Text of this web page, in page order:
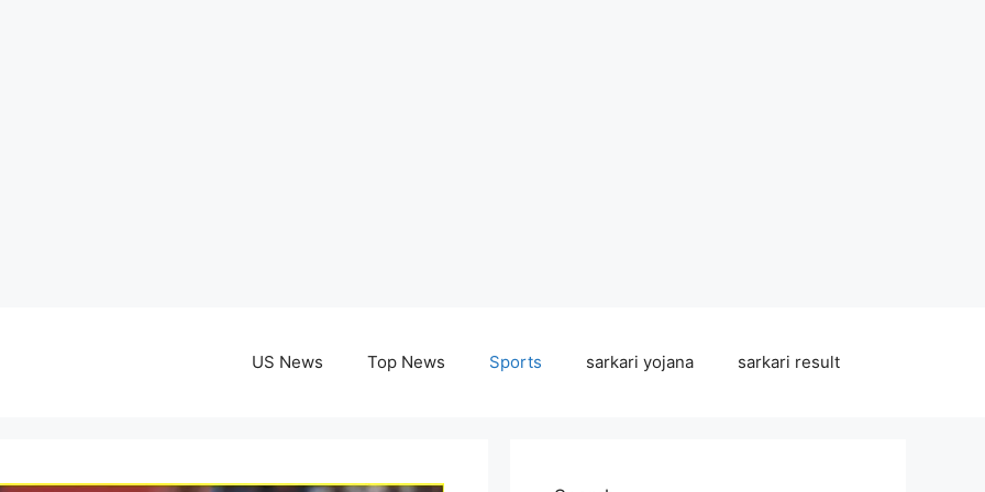
US News Top News Sports sarkari yojana sarkari result